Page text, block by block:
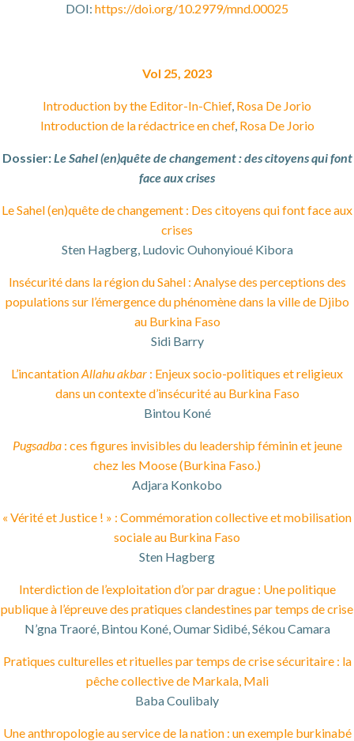
DOI: https://doi.org/10.2979/mnd.00025
Vol 25, 2023
Introduction by the Editor-In-Chief, Rosa De Jorio
Introduction de la rédactrice en chef, Rosa De Jorio
Dossier:Le Sahel (en)quête de changement : des citoyens qui font
face aux crises
Le Sahel (en)quête de changement : Des citoyens qui font face aux
crises
Sten Hagberg, Ludovic Ouhonyioué Kibora
Insécurité dans la région du Sahel : Analyse des perceptions des
populations sur l’émergence du phénomène dans la ville de Djibo
au Burkina Faso
Sidi Barry
L’incantationAllahu akbar : Enjeux socio-politiques et religieux
dans un contexte d’insécurité au Burkina Faso
Bintou Koné
Pugsadba: ces figures invisibles du leadership féminin et jeune
chez les Moose (Burkina Faso.)
Adjara Konkobo
« Vérité et Justice ! » : Commémoration collective et mobilisation
sociale au Burkina Faso
Sten Hagberg
Interdiction de l’exploitation d’or par drague : Une politique
publique à l’épreuve des pratiques clandestines par temps de crise
N’gna Traoré, Bintou Koné, Oumar Sidibé, Sékou Camara
Pratiques culturelles et rituelles par temps de crise sécuritaire : la
pêche collective de Markala, Mali
Baba Coulibaly
Une anthropologie au service de la nation : un exemple burkinabé